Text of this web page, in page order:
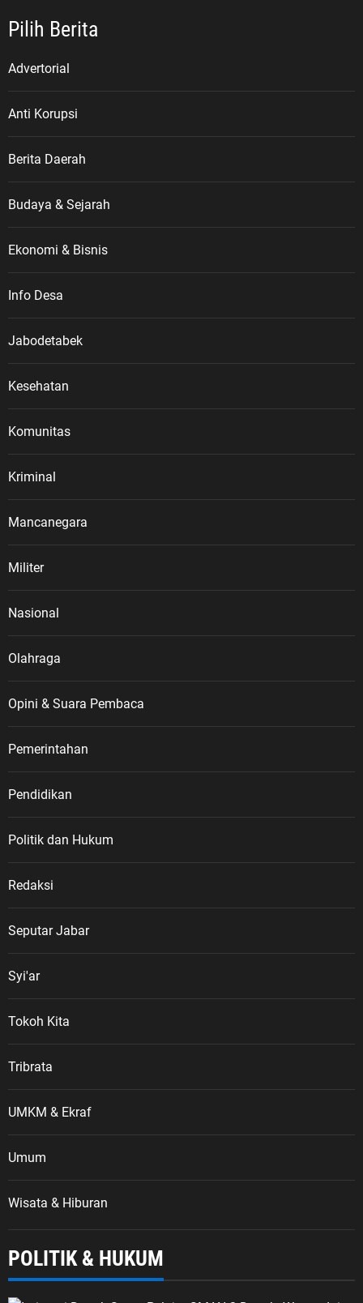
Pilih Berita
Advertorial
Anti Korupsi
Berita Daerah
Budaya & Sejarah
Ekonomi & Bisnis
Info Desa
Jabodetabek
Kesehatan
Komunitas
Kriminal
Mancanegara
Militer
Nasional
Olahraga
Opini & Suara Pembaca
Pemerintahan
Pendidikan
Politik dan Hukum
Redaksi
Seputar Jabar
Syi'ar
Tokoh Kita
Tribrata
UMKM & Ekraf
Umum
Wisata & Hiburan
POLITIK & HUKUM